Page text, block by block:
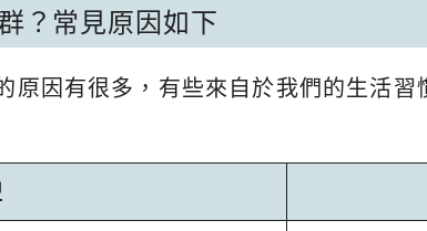
？常見原因如下
原因有很多，有些來自於我們的生活